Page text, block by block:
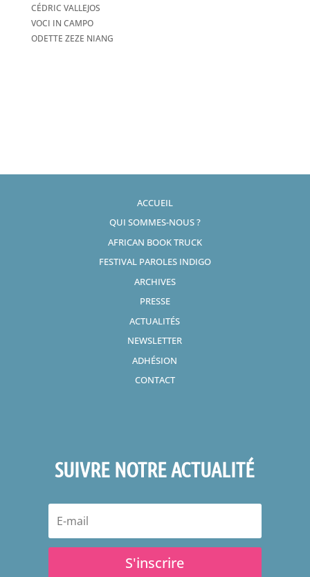
CÉDRIC VALLEJOS
VOCI IN CAMPO
ODETTE ZEZE NIANG
ACCUEIL
QUI SOMMES-NOUS ?
AFRICAN BOOK TRUCK
FESTIVAL PAROLES INDIGO
ARCHIVES
PRESSE
ACTUALITÉS
NEWSLETTER
ADHÉSION
CONTACT
SUIVRE NOTRE ACTUALITÉ
S'inscrire